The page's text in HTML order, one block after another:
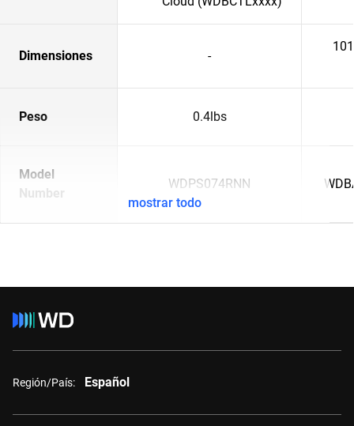
Dimensiones -
Peso 0.4lbs
Model
Number
WDPS074RNN
mostrar todo
Región/País: Español